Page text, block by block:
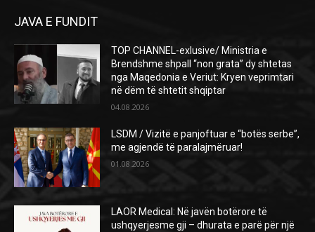
JAVA E FUNDIT
TOP CHANNEL-exlusive/ Ministria e
Brendshme shpall “non grata” dy shtetas
nga Maqedonia e Veriut: Kryen veprimtari
në dëm të shtetit shqiptar
04.08.2026
LSDM / Vizitë e panjoftuar e “botës serbe”,
me agjendë të paralajmëruar!
01.08.2026
LAOR Medical: Në javën botërore të
ushqyerjesme gji – dhurata e parë për një